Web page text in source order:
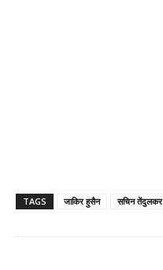
TAGS जाकिर हुसैन सचिन तेंदुलकर